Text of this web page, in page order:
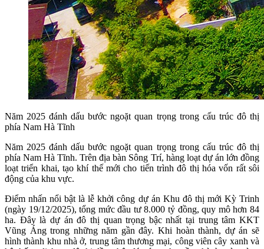
Năm 2025 đánh dấu bước ngoặt quan trọng trong cấu trúc đô thị
phía Nam Hà Tĩnh
Năm 2025 đánh dấu bước ngoặt quan trọng trong cấu trúc đô thị
phía Nam Hà Tĩnh. Trên địa bàn Sông Trí, hàng loạt dự án lớn đồng
loạt triển khai, tạo khí thế mới cho tiến trình đô thị hóa vốn rất sôi
động của khu vực.
Điểm nhấn nổi bật là lễ khởi công dự án Khu đô thị mới Kỳ Trinh
(ngày 19/12/2025), tổng mức đầu tư 8.000 tỷ đồng, quy mô hơn 84
ha. Đây là dự án đô thị quan trọng bậc nhất tại trung tâm KKT
Vũng Áng trong những năm gần đây. Khi hoàn thành, dự án sẽ
hình thành khu nhà ở, trung tâm thương mại, công viên cây xanh và